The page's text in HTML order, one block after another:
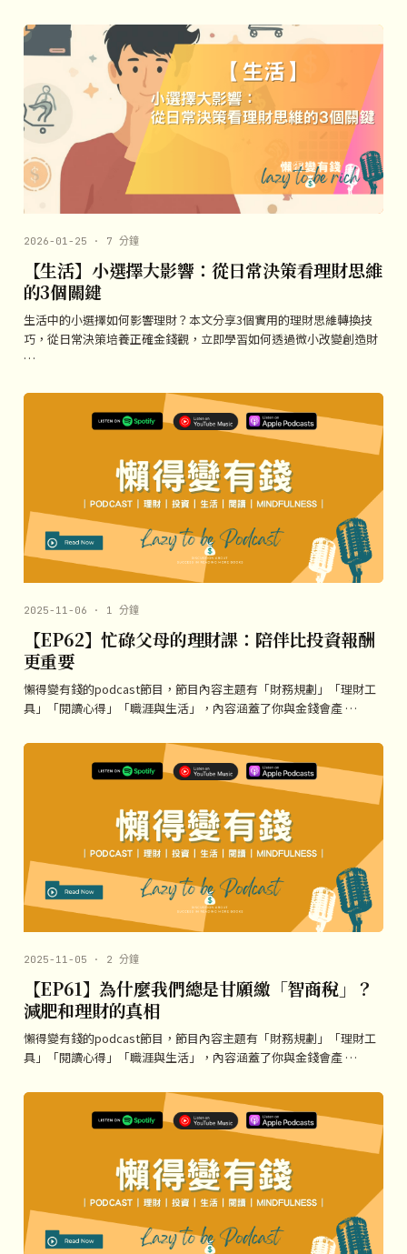
2026-01-25 · 7 分鐘
【生活】小選擇大影響：從日常決策看理財思維
的3個關鍵
生活中的小選擇如何影響理財？本文分享3個實用的理財思維轉換技
巧，從日常決策培養正確金錢觀，立即學習如何透過微小改變創造財
…
2025-11-06 · 1 分鐘
【EP62】忙碌父母的理財課：陪伴比投資報酬
更重要
懶得變有錢的podcast節目，節目內容主題有「財務規劃」「理財工
具」「閱讀心得」「職涯與生活」，內容涵蓋了你與金錢會產 …
2025-11-05 · 2 分鐘
【EP61】為什麼我們總是甘願繳「智商稅」？
減肥和理財的真相
懶得變有錢的podcast節目，節目內容主題有「財務規劃」「理財工
具」「閱讀心得」「職涯與生活」，內容涵蓋了你與金錢會產 …